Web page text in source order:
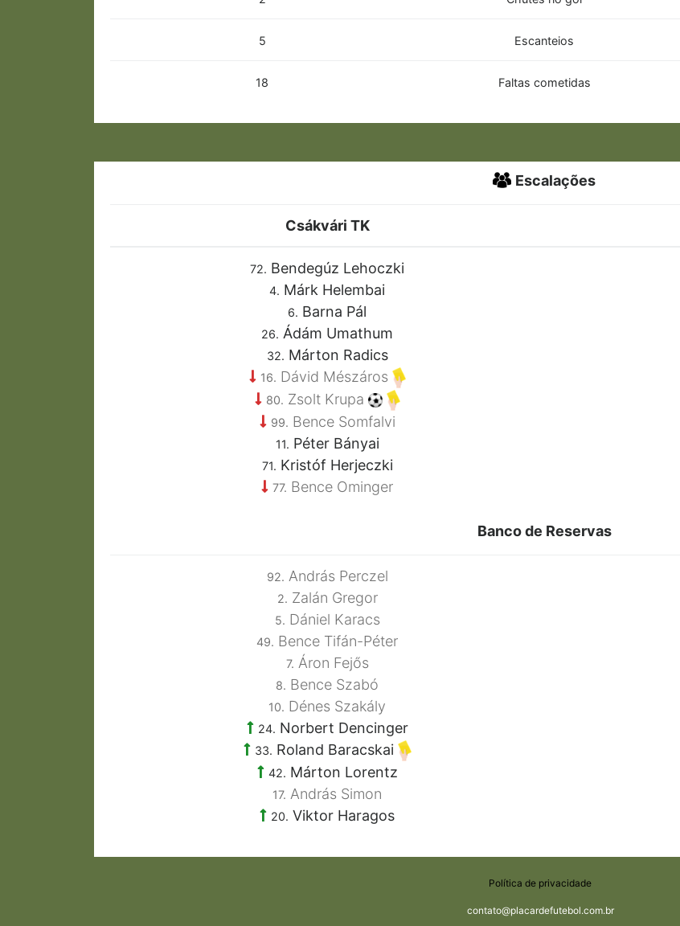
5 Escanteios
18 Faltas cometidas
Escalações
Csákvári TK
72. Bendegúz Lehoczki
4. Márk Helembai
6. Barna Pál
26. Ádám Umathum
32. Márton Radics
16. Dávid Mészáros
80. Zsolt Krupa
99. Bence Somfalvi
11. Péter Bányai
71. Kristóf Herjeczki
77. Bence Ominger
Banco de Reservas
92. András Perczel
2. Zalán Gregor
5. Dániel Karacs
49. Bence Tifán-Péter
7. Áron Fejős
8. Bence Szabó
10. Dénes Szakály
24. Norbert Dencinger
33. Roland Baracskai
42. Márton Lorentz
17. András Simon
20. Viktor Haragos
Política de privacidade
contato@placardefutebol.com.br